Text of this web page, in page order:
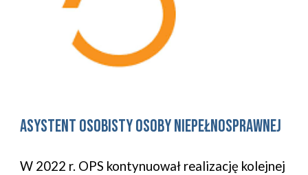
Asystent osobisty osoby niepełnosprawnej
W 2022 r. OPS kontynuował realizację kolejnej